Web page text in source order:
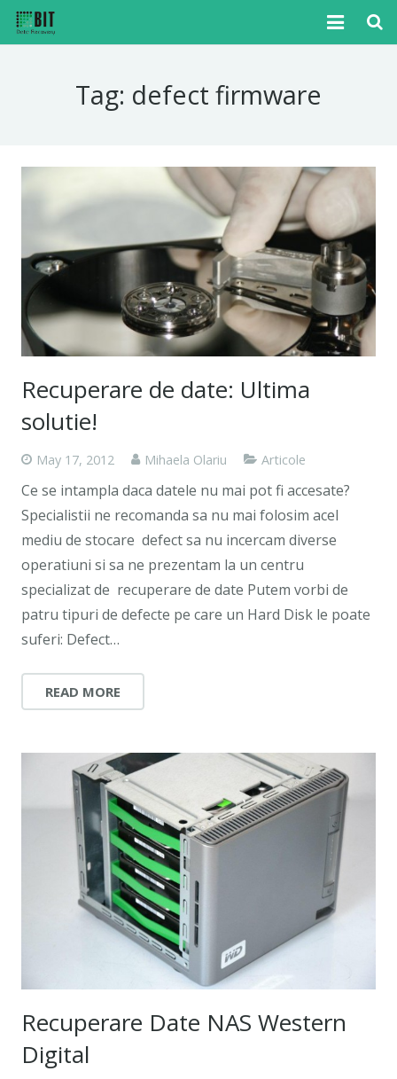
Noutati
Contact
Tag: defect firmware
Recuperare de date: Ultima
solutie!
May 17, 2012 Mihaela Olariu Articole
Ce se intampla daca datele nu mai pot fi accesate?
Specialistii ne recomanda sa nu mai folosim acel
mediu de stocare defect sa nu incercam diverse
operatiuni si sa ne prezentam la un centru
specializat de recuperare de date Putem vorbi de
patru tipuri de defecte pe care un Hard Disk le poate
suferi: Defect…
READ MORE
Recuperare Date NAS Western
Digital